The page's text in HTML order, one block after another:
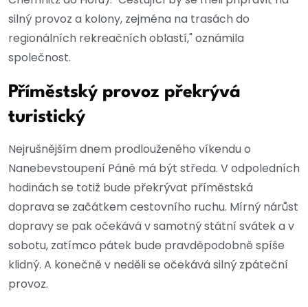
silný provoz a kolony, zejména na trasách do
regionálních rekreačních oblastí," oznámila
společnost.
Příměstský provoz překrývá
turistický
Nejrušnějším dnem prodlouženého víkendu o
Nanebevstoupení Páně má být středa. V odpoledních
hodinách se totiž bude překrývat příměstská
doprava se začátkem cestovního ruchu. Mírný nárůst
dopravy se pak očekává v samotný státní svátek a v
sobotu, zatímco pátek bude pravděpodobně spíše
klidný. A konečně v neděli se očekává silný zpáteční
provoz.